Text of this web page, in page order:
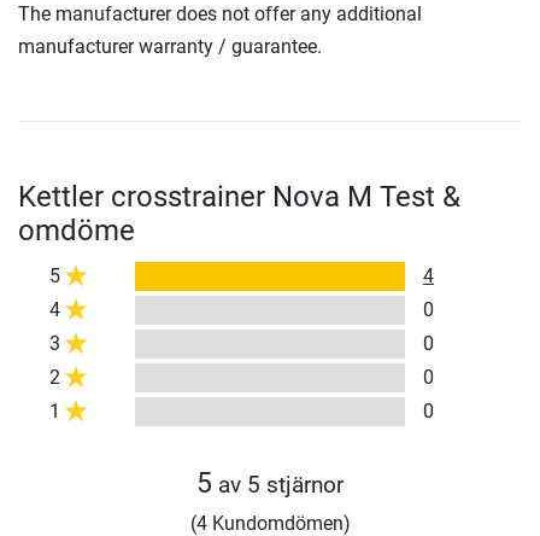
The manufacturer does not offer any additional
manufacturer warranty / guarantee.
Kettler crosstrainer Nova M Test &
omdöme
5
4
4
0
3
0
2
0
1
0
5 av 5 stjärnor
(4 Kundomdömen)